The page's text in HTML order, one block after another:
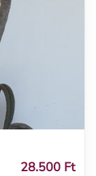
28.500 Ft